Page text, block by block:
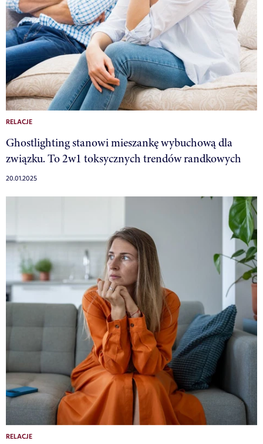
RELACJE
Ghostlighting stanowi mieszankę wybuchową dla
związku. To 2w1 toksycznych trendów randkowych
20.01.2025
RELACJE